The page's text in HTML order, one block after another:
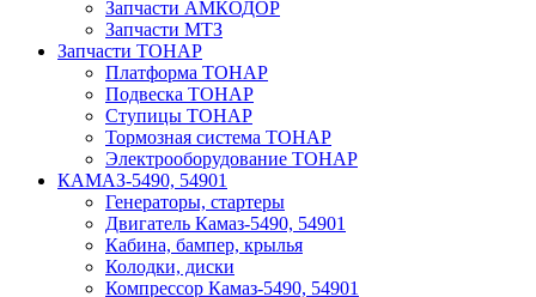
Запчасти АМКОДОР
Запчасти МТЗ
Запчасти ТОНАР
Платформа ТОНАР
Подвеска ТОНАР
Ступицы ТОНАР
Тормозная система ТОНАР
Электрооборудование ТОНАР
КАМАЗ-5490, 54901
Генераторы, стартеры
Двигатель Камаз-5490, 54901
Кабина, бампер, крылья
Колодки, диски
Компрессор Камаз-5490, 54901